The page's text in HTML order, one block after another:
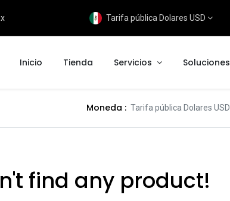
Tarifa pública Dolares USD
Inicio Tienda Servicios Soluciones
Moneda : Tarifa pública Dolares USD
find any product!